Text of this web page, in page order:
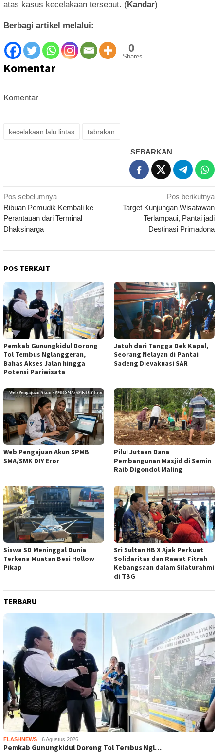
atas kasus kecelakaan tersebut. (Kandar)
Berbagi artikel melalui:
0
Shares
Komentar
Komentar
kecelakaan lalu lintas tabrakan
SEBARKAN
Navigasi
pos
Pos sebelumnya
Ribuan Pemudik Kembali ke
Perantauan dari Terminal
Dhaksinarga
Pos berikutnya
Target Kunjungan Wisatawan
Terlampaui, Pantai jadi
Destinasi Primadona
POS TERKAIT
Pemkab Gunungkidul Dorong
Tol Tembus Nglanggeran,
Bahas Akses Jalan hingga
Potensi Pariwisata
Jatuh dari Tangga Dek Kapal,
Seorang Nelayan di Pantai
Sadeng Dievakuasi SAR
Web Pengajuan Akun SPMB
SMA/SMK DIY Eror
Pilu! Jutaan Dana
Pembangunan Masjid di Semin
Raib Digondol Maling
Siswa SD Meninggal Dunia
Terkena Muatan Besi Hollow
Pikap
Sri Sultan HB X Ajak Perkuat
Solidaritas dan Rawat Fitrah
Kebangsaan dalam Silaturahmi
di TBG
TERBARU
FLASHNEWS 6 Agustus 2026
Pemkab Gunungkidul Dorong Tol Tembus Ngl…